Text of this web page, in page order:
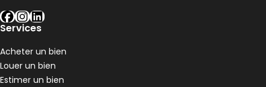
facebook
instagram
linkedin
Services
Acheter un bien
Louer un bien
Estimer un bien